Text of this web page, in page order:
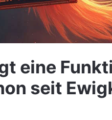
eine
seit